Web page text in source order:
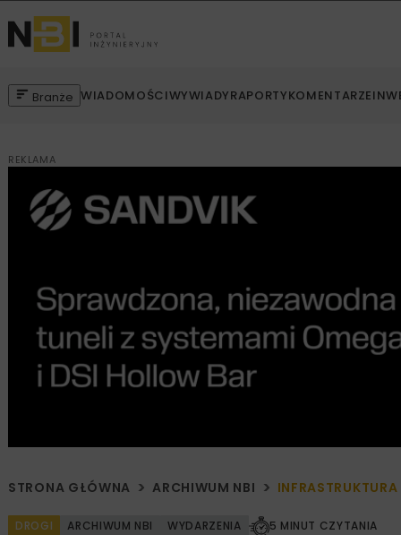
Branże WIADOMOŚCIWYWIADYRAPORTYKOMENTARZE
REKLAMA
STRONA GŁÓWNA ARCHIWUM NBI
DROGI ARCHIWUM NBI WYDARZENIA 5 MINUT CZYTANIA